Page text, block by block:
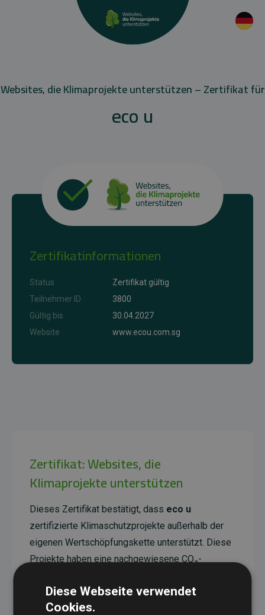
Websites, die Klimaprojekte unterstützen – Zertifikat für
eco u
Zertifikatinformationen
Status
Zertifikat gültig
Teilnehmer ID
3800
Gültig bis
30.04.2027
Website
www.ecou.com.sg
Zertifikat: Websites, die
Klimaprojekte unterstützen
Dieses Zertifikat bestätigt, dass eco u
zertifizierte Klimaschutzprojekte außerhalb der
eigenen Wertschöpfungskette unterstützt. Diese
Projekte haben eine nachgewiesene CO₂-
Doppelten der geschätzten Emissionen der
Website entspricht.
Diese Webseite verwendet
Cookies.